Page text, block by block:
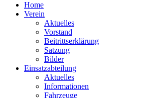
Home
Verein
Aktuelles
Vorstand
Beitrittserklärung
Satzung
Bilder
Einsatzabteilung
Aktuelles
Informationen
Fahrzeuge